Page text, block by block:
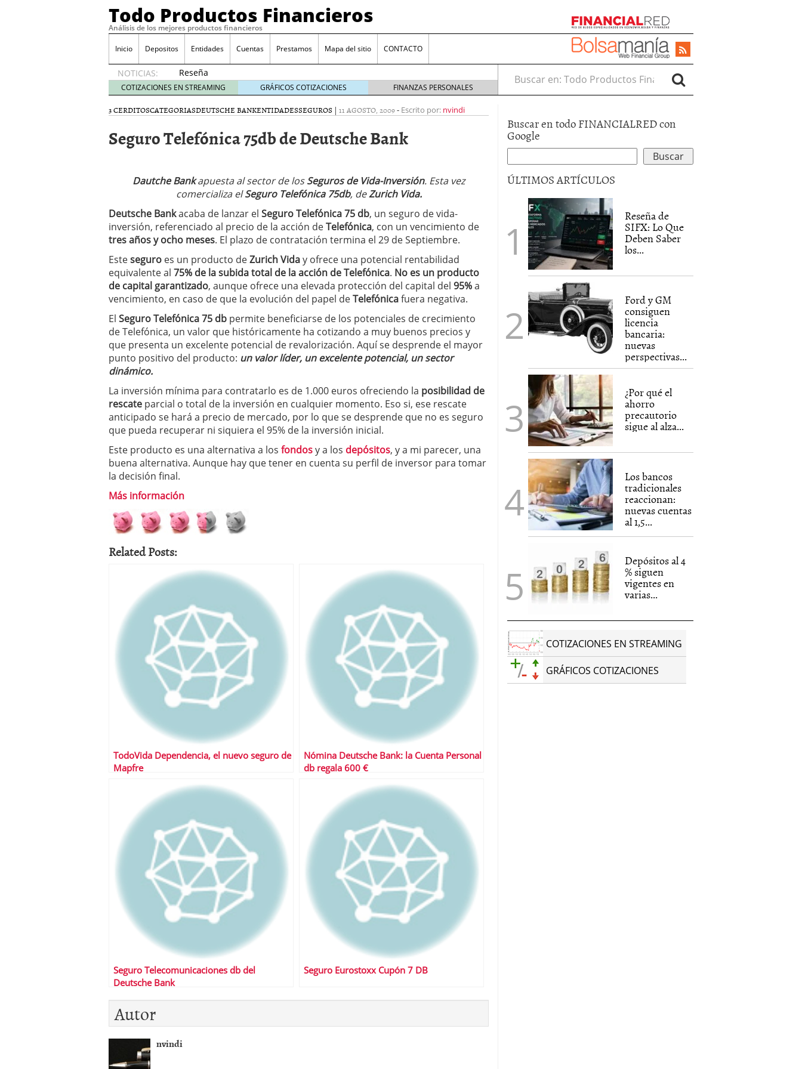
Todo Productos Financieros
Análisis de los mejores productos financieros
Inicio Depositos Entidades Cuentas Prestamos Mapa del sitio CONTACTO
NOTICIAS:
Reseña
de SIFX:
Lo Que
Deben
los
Traders
Operar
29/06/2026
Ford y GM consiguen licencia bancaria: nuevas perspectivas para productos
financieros ligados al sector automotriz 26/01/2026
¿Por qué el ahorro precautorio sigue al alza entre los hogares? 21/01/2026
Los bancos tradicionales reaccionan: nuevas cuentas al 1,5 % tras la
Depósitos al 4 % siguen vigentes en varias entidades: ¿qué plazos y
condiciones pedir? 09/01/2026
COTIZACIONES EN STREAMING GRÁFICOS COTIZACIONES FINANZAS PERSONALES
Buscar en:
3 CERDITOSCATEGORIASDEUTSCHE BANKENTIDADESSEGUROS | 11 AGOSTO, 2009- Escrito por: nvindi
Seguro Telefónica 75db de Deutsche Bank
Dautche Bankapuesta al sector de losSeguros de Vida-Inversión. Esta vez
comercializa elSeguro Telefónica 75db, deZurich Vida.
Deutsche Bankacaba de lanzar el Seguro Telefónica 75 db, un seguro de vida-
inversión, referenciado al precio de la acción deTelefónica, con un vencimiento de
tres años y ocho meses. El plazo de contratación termina el 29 de Septiembre.
Esteseguro es un producto deZurich Viday ofrece una potencial rentabilidad
equivalente al 75% de la subida total de la acción de Telefónica. No es un producto
de capital garantizado, aunque ofrece una elevada protección del capital del 95%a
vencimiento, en caso de que la evolución del papel deTelefónicafuera negativa.
El Seguro Telefónica 75 db permite beneficiarse de los potenciales de crecimiento
de Telefónica, un valor que históricamente ha cotizando a muy buenos precios y
que presenta un excelente potencial de revalorización. Aquí se desprende el mayor
punto positivo del producto: un valor líder, un excelente potencial, un sector
dinámico.
La inversión mínima para contratarlo es de 1.000 euros ofreciendo la posibilidad de
rescate parcial o total de la inversión en cualquier momento. Eso si, ese rescate
anticipado se hará a precio de mercado, por lo que se desprende que no es seguro
que pueda recuperar ni siquiera el 95% de la inversión inicial.
Este producto es una alternativa a los fondosy a los depósitos, y a mi parecer, una
buena alternativa. Aunque hay que tener en cuenta su perfil de inversor para tomar
la decisión final.
Más información
Related Posts:
TodoVida Dependencia, el nuevo seguro de
Mapfre
Nómina Deutsche Bank: la Cuenta Personal
db regala 600 €
Seguro Telecomunicaciones db del
Deutsche Bank
Seguro Eurostoxx Cupón 7 DB
Autor
nvindi
Buscar en todo FINANCIALRED con
Google
ÚLTIMOS ARTÍCULOS
Reseña de
SIFX: Lo Que
Deben Saber
los...
Ford y GM
consiguen
licencia
bancaria:
nuevas
perspectivas...
¿Por qué el
ahorro
precautorio
sigue al alza...
Los bancos
tradicionales
reaccionan:
nuevas cuentas
al 1,5...
Depósitos al 4
% siguen
vigentes en
varias...
COTIZACIONES EN STREAMING
GRÁFICOS COTIZACIONES